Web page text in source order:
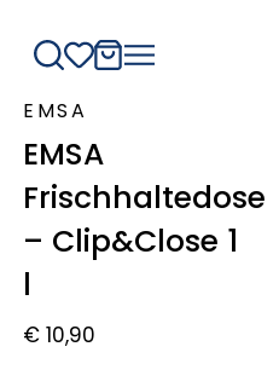
EMSA
EMSA
Frischhaltedose
– Clip&Close 1
l
€10,90